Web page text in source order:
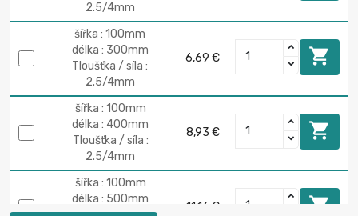
2.5/4mm
šířka : 100mm
délka : 300mm
Tloušťka / síla :
2.5/4mm
6,69 € 
šířka : 100mm
délka : 400mm
Tloušťka / síla :
2.5/4mm
8,93 € 
šířka : 100mm
délka : 500mm
11,16 € 